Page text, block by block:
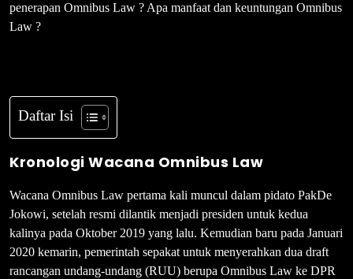
penerapan Omnibus Law ? Apa manfaat dan keuntungan Omnibus
Law ?
Daftar Isi
Kronologi Wacana Omnibus Law
Wacana Omnibus Law pertama kali muncul dalam pidato PakDe
Jokowi, setelah resmi dilantik menjadi presiden untuk kedua
kalinya pada Oktober 2019 yang lalu. Kemudian baru pada Januari
2020 kemarin, pemerintah sepakat untuk menyerahkan dua draft
rancangan undang-undang (RUU) berupa Omnibus Law ke DPR